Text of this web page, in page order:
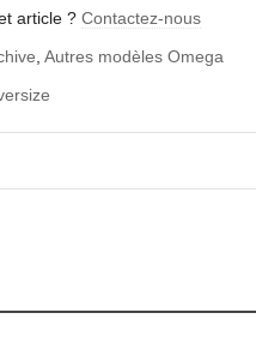
article ?Contactez-nous
,Autres modèles Omega